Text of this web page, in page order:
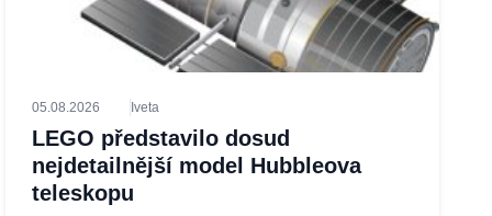
05.08.2026 Iveta
LEGO představilo dosud
nejdetailnější model Hubbleova
teleskopu